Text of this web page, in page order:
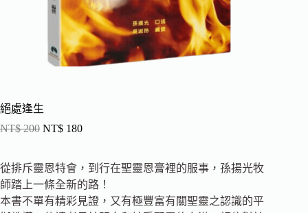
絕處逢生
NT$200 NT$ 180
從排斥靈恩特會，到行在聖靈恩膏裡的服事，孫揚光牧
師踏上一條全新的路！
本書不單有精彩見證，又有極豐富有關聖靈之認識的平